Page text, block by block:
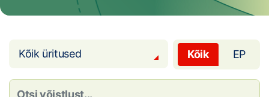
Toetamine
Kõik üritused Kõik EP